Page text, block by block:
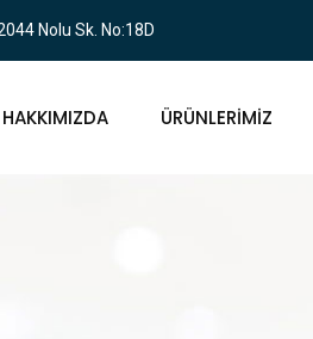
Nolu Sk. No:18D
HAKKIMIZDA ÜRÜNLERIMIZ